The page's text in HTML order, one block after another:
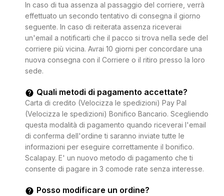
In caso di tua assenza al passaggio del corriere, verrà
effettuato un secondo tentativo di consegna il giorno
seguente. In caso di reiterata assenza riceverai
un'email a notificarti che il pacco si trova nella sede del
corriere più vicina. Avrai 10 giorni per concordare una
nuova consegna con il Corriere o il ritiro presso la loro
sede.
Quali metodi di pagamento accettate?
Carta di credito (Velocizza le spedizioni) Pay Pal
(Velocizza le spedizioni) Bonifico Bancario. Scegliendo
questa modalità di pagamento quando riceverai l'email
di conferma dell'ordine ti saranno inviate tutte le
informazioni per eseguire correttamente il bonifico.
Scalapay. E' un nuovo metodo di pagamento che ti
consente di pagare in 3 comode rate senza interesse.
Posso modificare un ordine?